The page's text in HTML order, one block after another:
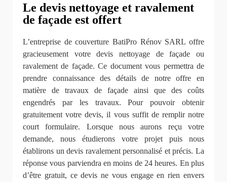
Le devis nettoyage et ravalement
de façade est offert
L’entreprise de couverture BatiPro Rénov SARL offre
gracieusement votre devis nettoyage de façade ou
ravalement de façade. Ce document vous permettra de
prendre connaissance des détails de notre offre en
matière de travaux de façade ainsi que des coûts
engendrés par les travaux. Pour pouvoir obtenir
gratuitement votre devis, il vous suffit de remplir notre
court formulaire. Lorsque nous aurons reçu votre
demande, nous étudierons votre projet puis nous
établirons un devis ravalement personnalisé et précis. La
réponse vous parviendra en moins de 24 heures. En plus
d’être gratuit, ce devis ne vous engage en rien envers